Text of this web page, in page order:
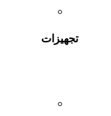
تجهیزات